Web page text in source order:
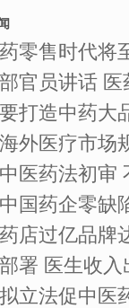
零售时代将
官员讲话
打造中药大
外医疗市场
医药法初审
国药企零缺
店过亿品牌
署 医生收
立法促中医